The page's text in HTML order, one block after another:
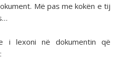
Më pas me kokën e tij
i lexoni në dokumentin që